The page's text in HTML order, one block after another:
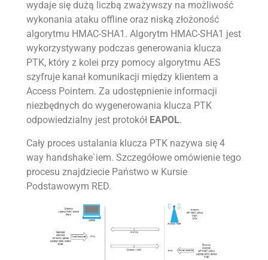
wydaje się dużą liczbą zważywszy na możliwość
wykonania ataku offline oraz niską złożoność
algorytmu HMAC-SHA1. Algorytm HMAC-SHA1 jest
wykorzystywany podczas generowania klucza
PTK, który z kolei przy pomocy algorytmu AES
szyfruje kanał komunikacji między klientem a
Access Pointem. Za udostępnienie informacji
niezbędnych do wygenerowania klucza PTK
odpowiedzialny jest protokół EAPOL.
Cały proces ustalania klucza PTK nazywa się 4
way handshake`iem. Szczegółowe omówienie tego
procesu znajdziecie Państwo w Kursie
Podstawowym RED.